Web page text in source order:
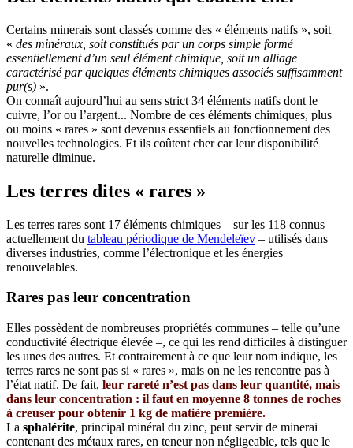
Certains minerais sont classés comme des « éléments natifs », soit
« des minéraux, soit constitués par un corps simple formé
essentiellement d’un seul élément chimique, soit un alliage
caractérisé par quelques éléments chimiques associés suffisamment
pur(s) ».
On connaît aujourd’hui au sens strict 34 éléments natifs dont le
cuivre, l’or ou l’argent... Nombre de ces éléments chimiques, plus
ou moins « rares » sont devenus essentiels au fonctionnement des
nouvelles technologies. Et ils coûtent cher car leur disponibilité
naturelle diminue.
Les terres dites « rares »
Les terres rares sont 17 éléments chimiques – sur les 118 connus
actuellement du tableau périodique de Mendeleïev – utilisés dans
diverses industries, comme l’électronique et les énergies
renouvelables.
Rares pas leur concentration
Elles possèdent de nombreuses propriétés communes – telle qu’une
conductivité électrique élevée –, ce qui les rend difficiles à distinguer
les unes des autres. Et contrairement à ce que leur nom indique, les
terres rares ne sont pas si « rares », mais on ne les rencontre pas à
l’état natif. De fait, leur rareté n’est pas dans leur quantité, mais
dans leur concentration : il faut en moyenne 8 tonnes de roches
à creuser pour obtenir 1 kg de matière première.
La sphalérite, principal minéral du zinc, peut servir de minerai
contenant des métaux rares, en teneur non négligeable, tels que le